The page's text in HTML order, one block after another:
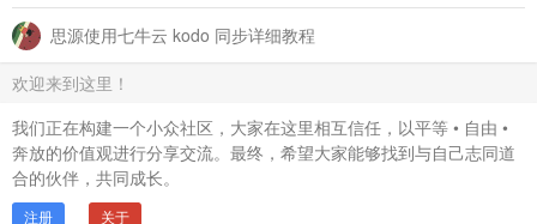
思源使用七牛云 kodo 同步详细教程
欢迎来到这里！
我们正在构建一个小众社区，大家在这里相互信任，以平等 • 自由 •
奔放的价值观进行分享交流。最终，希望大家能够找到与自己志同道
合的伙伴，共同成长。
注册 关于